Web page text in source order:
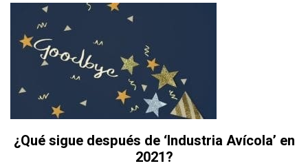
¿Qué sigue después de ‘Industria Avícola’ en
2021?